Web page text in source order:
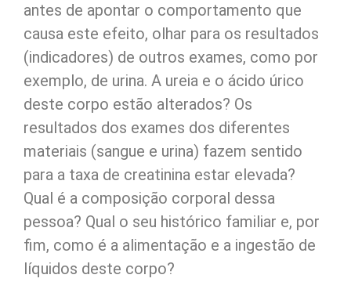
antes de apontar o comportamento que
causa este efeito, olhar para os resultados
(indicadores) de outros exames, como por
exemplo, de urina. A ureia e o ácido úrico
deste corpo estão alterados? Os
resultados dos exames dos diferentes
materiais (sangue e urina) fazem sentido
para a taxa de creatinina estar elevada?
Qual é a composição corporal dessa
pessoa? Qual o seu histórico familiar e, por
fim, como é a alimentação e a ingestão de
líquidos deste corpo?